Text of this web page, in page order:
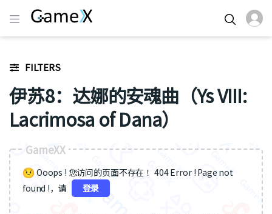
FILTERS
伊苏8：达娜的安魂曲（Ys VIII:
Lacrimosa of Dana）
GameXX
Ooops ! 您访问的页面不存在 ！404 Error ! Page not
found !，请
登录